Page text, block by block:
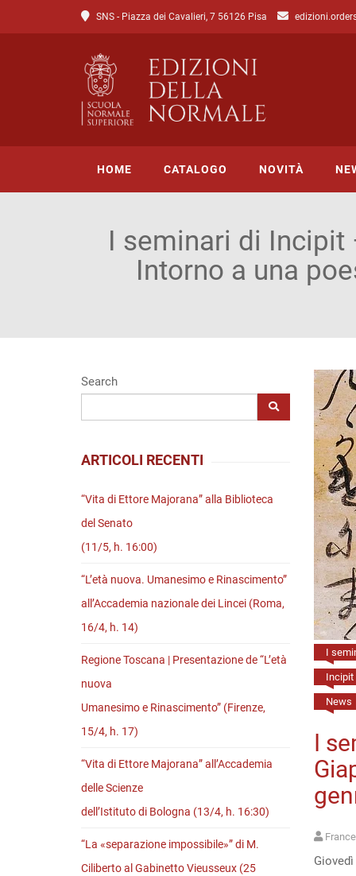
SNS - Piazza dei Cavalieri, 7 56126 Pisa
HOME CATALOGO
Tutto il catalogo
Catalogo di Lettere
Incipit
NOVITÀ
I seminari di Incipit
Intorno a una
I
Incipit
News
I
Search
ARTICOLI RECENTI
“Vita di Ettore Majorana” alla Biblioteca
del Senato
(11/5, h. 16:00)
“L’età nuova. Umanesimo e Rinascimento”
all’Accademia nazionale dei Lincei (Roma,
16/4, h. 14)
Regione Toscana | Presentazione de “L’età
nuova
Umanesimo e Rinascimento” (Firenze,
15/4, h. 17)
“Vita di Ettore Majorana” all’Accademia
delle Scienze
dell’Istituto di Bologna (13/4, h. 16:30)
“La «separazione impossibile»” di M.
Ciliberto al Gabinetto Vieusseux (25